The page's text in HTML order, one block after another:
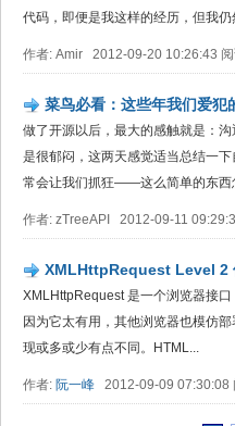
代码，即便是我这样的经历，但我
作者: Amir 2012-09-20 10:26:43 阅
菜鸟必看：这些年我们爱犯
做了开源以后，最大的感触就是：
是很郁闷，这两天感觉适当总结一
常会让我们抓狂——这么简单的东西
作者: zTreeAPI 2012-09-11
XMLHttpRequest Level 2
XMLHttpRequest 是一个浏览器接
因为它太有用，其他浏览器也模仿
现或多或少有点不同。HTML...
作者: 阮一峰 2012-09-09 07:30:08